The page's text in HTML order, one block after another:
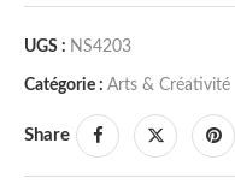
UGS : NS4203
Catégorie : Arts & Créativité
Share